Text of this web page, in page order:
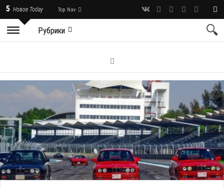
5 Новое Today Top Nav
Рубрики